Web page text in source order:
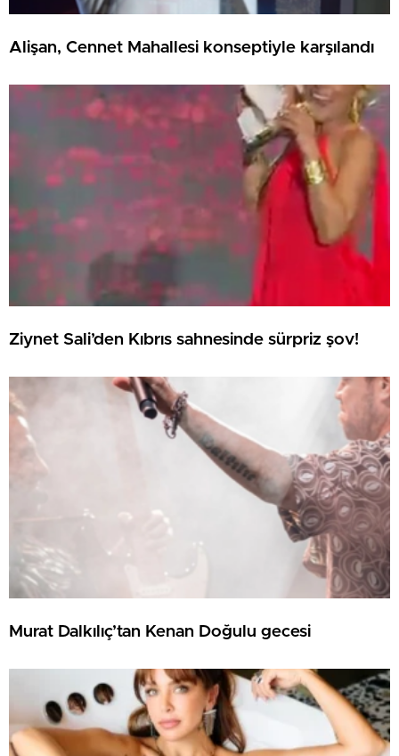
Alişan, Cennet Mahallesi konseptiyle karşılandı
Ziynet Sali’den Kıbrıs sahnesinde sürpriz şov!
Murat Dalkılıç’tan Kenan Doğulu gecesi